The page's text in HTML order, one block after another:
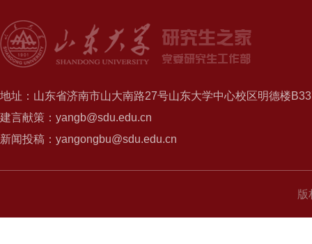
地址：山东省济南市山大南路27号山东大学中心校区明德楼
建言献策：yangb@sdu.edu.cn
新闻投稿：yangongbu@sdu.edu.cn
版